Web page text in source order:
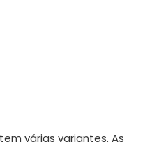
várias variantes. As